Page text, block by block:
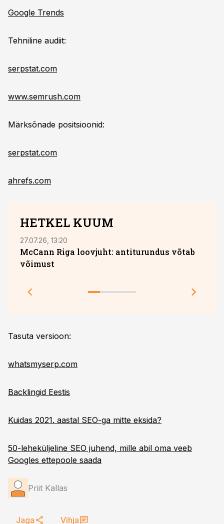
Google Trends
Tehniline audiit:
serpstat.com
www.semrush.com
Märksõnade positsioonid:
serpstat.com
ahrefs.com
HETKEL KUUM
27.07.26, 13:20
McCann Riga loovjuht: antiturundus võtab
võimust
Tasuta versioon:
whatsmyserp.com
Backlingid Eestis
Kuidas 2021. aastal SEO-ga mitte eksida?
50-leheküljeline SEO juhend, mille abil oma veeb
Googles ettepoole saada
Priit Kallas
Jaga Vihja